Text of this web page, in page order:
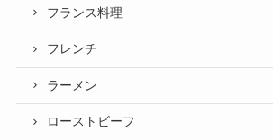
フランス料理
フレンチ
ラーメン
ローストビーフ